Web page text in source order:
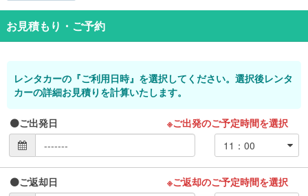
お見積もり・ご予約
レンタカーの『ご利用日時』を選択してください。選択後レンタ
カーの詳細お見積りを計算いたします。
ご出発日 ※ご出発のご予定時間を選択
ご返却日 ※ご返却のご予定時間を選択